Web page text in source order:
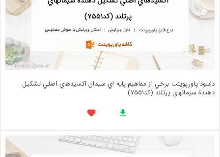
دانلود پاورپوینت برخي از مفاهيم پايه اي سيمان اکسيدهاي اصلي تشکيل
دهندة سيمانهاي پرتلند (کد7551)